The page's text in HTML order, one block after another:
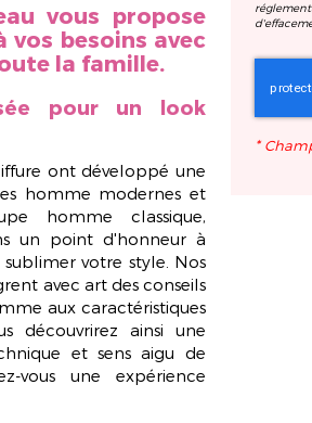
vous propose
besoins avec
la famille.
pour un look
ont développé une
homme modernes et
homme classique,
un point d'honneur à
votre style. Nos
avec art des conseils
aux caractéristiques
découvrirez ainsi une
et sens aigu de
vous une expérience
*